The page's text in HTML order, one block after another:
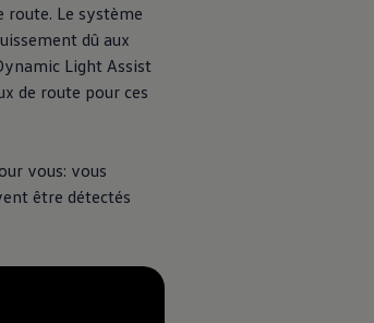
route. Le système
dû aux
Light Assist
de route pour ces
vous: vous
être détectés